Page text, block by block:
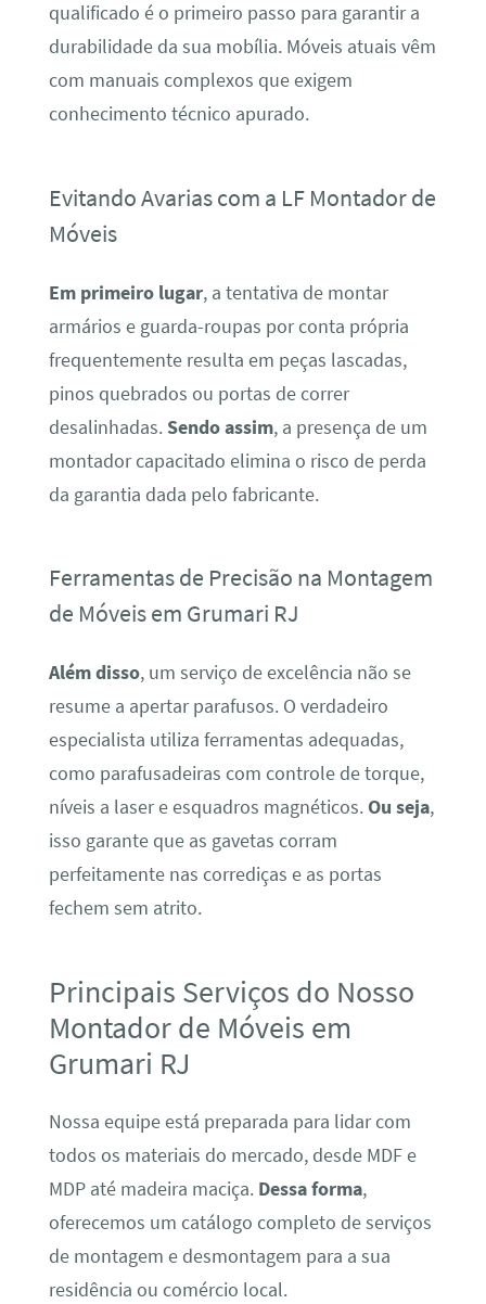
qualificado é o primeiro passo para garantir a
durabilidade da sua mobília. Móveis atuais vêm
com manuais complexos que exigem
conhecimento técnico apurado.
Evitando Avarias com a LF Montador de
Móveis
Em primeiro lugar, a tentativa de montar
armários e guarda-roupas por conta própria
frequentemente resulta em peças lascadas,
pinos quebrados ou portas de correr
desalinhadas. Sendo assim, a presença de um
montador capacitado elimina o risco de perda
da garantia dada pelo fabricante.
Ferramentas de Precisão na Montagem
de Móveis em Grumari RJ
Além disso, um serviço de excelência não se
resume a apertar parafusos. O verdadeiro
especialista utiliza ferramentas adequadas,
como parafusadeiras com controle de torque,
níveis a laser e esquadros magnéticos.Ou seja,
isso garante que as gavetas corram
perfeitamente nas corrediças e as portas
fechem sem atrito.
Principais Serviços do Nosso
Montador de Móveis em
Grumari RJ
Nossa equipe está preparada para lidar com
todos os materiais do mercado, desde MDF e
MDP até madeira maciça. Dessa forma,
oferecemos um catálogo completo de serviços
de montagem e desmontagem para a sua
residência ou comércio local.